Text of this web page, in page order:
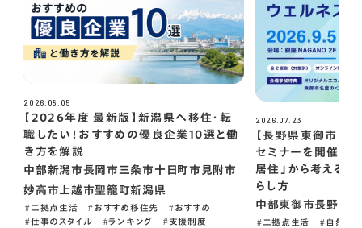
2026.08.05
【2026年度 最新版】新潟県へ移住・転
職したい！おすすめの優良企業10選と働
き方を解説
中部新潟市長岡市三条市十日町市 見附市
妙高市上越市聖籠町新潟県
二拠点生活 おすすめ移住先
おすすめ
仕事のスタイル
ランキング 支援制度
2026.07.23
【長野県東御市】
セミナーを開催 「
居住」から考える、
らし方
中部東御市長野県
二拠点生活
自然癒